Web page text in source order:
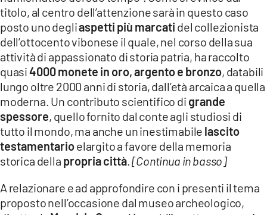
LACAPITALENEWS.IT
App
ANDROID
APPLE
titolo, al centro dell’attenzione sarà in questo caso
posto uno degliaspetti più marcati del collezionista
dell’ottocento vibonese il quale, nel corso della sua
attività di appassionato di storia patria, ha raccolto
quasi4000 monete in oro, argento e bronzo, databili
lungo oltre 2000 anni di storia, dall’età arcaica a quella
moderna. Un contributo scientifico di grande
spessore, quello fornito dal conte agli studiosi di
tutto il mondo, ma anche un inestimabile lascito
testamentarioelargito a favore della memoria
storica della propria città.[Continua in basso]
A relazionare e ad approfondire con i presenti il tema
proposto nell’occasione dal museo archeologico,